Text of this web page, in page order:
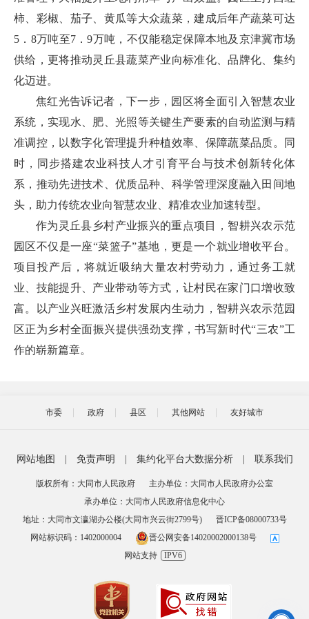
柿、彩椒、茄子、黄瓜等大众蔬菜，建成后年产蔬菜可达
5．8万吨至7．9万吨，不仅能稳定保障本地及京津冀市场
供给，更将推动灵丘县蔬菜产业向标准化、品牌化、集约
化迈进。
焦红光告诉记者，下一步，园区将全面引入智慧农业
系统，实现水、肥、光照等关键生产要素的自动监测与精
准调控，以数字化管理提升种植效率、保障蔬菜品质。同
时，同步搭建农业科技人才引育平台与技术创新转化体
系，推动先进技术、优质品种、科学管理深度融入田间地
头，助力传统农业向智慧农业、精准农业加速转型。
作为灵丘县乡村产业振兴的重点项目，智耕兴农示范
园区不仅是一座“菜篮子”基地，更是一个就业增收平台。
项目投产后，将就近吸纳大量农村劳动力，通过务工就
业、技能提升、产业带动等方式，让村民在家门口增收致
富。以产业兴旺激活乡村发展内生动力，智耕兴农示范园
区正为乡村全面振兴提供强劲支撑，书写新时代“三农”工
作的崭新篇章。
市委 政府 县区 其他网站 友好城市
网站地图 免责声明 集约化平台大数据分析 联系我们
版权所有：大同市人民政府
主办单位：大同市人民政府办公室
承办单位：大同市人民政府信息化中心
地址：大同市文瀛湖办公楼(大同市兴云街2799号)
晋ICP备08000733号
网站标识码：1402000004
晋公网安备14020002000138号
网站支持
IPV6